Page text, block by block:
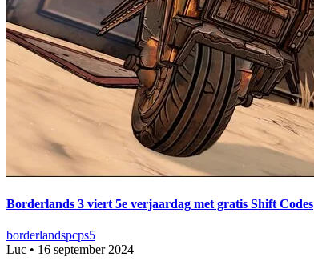
Borderlands 3 viert 5e verjaardag met gratis Shift Codes
borderlandspcps5
Luc • 16 september 2024